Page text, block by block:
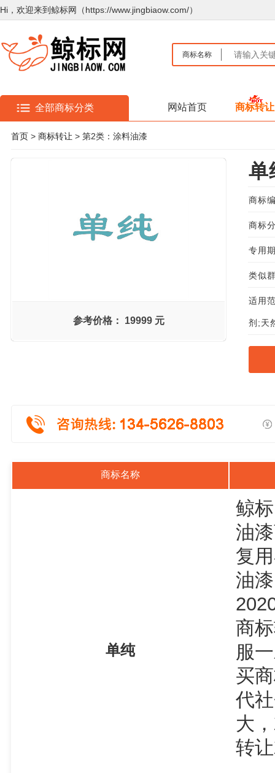
Hi，欢迎来到鲸标网（https://www.jingbiaow.com/）
商标名称
全部商标分类 网站首页 商标转让
首页 > 商标转让 > 第2类：涂料油漆
参考价格： 19999 元
单
商标
商标
专用
类似
适用
剂;天
商标名称
单纯
鲸
油
复
油
商
服
买
代
大
转